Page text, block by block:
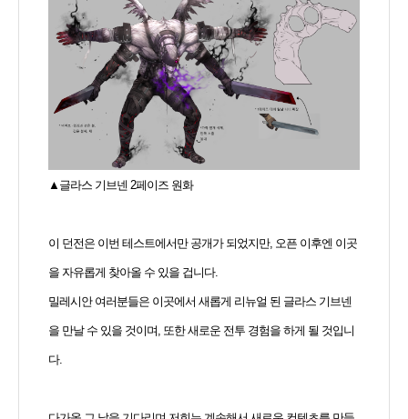
▲글라스 기브넨 2페이즈 원화
이 던전은 이번 테스트에서만 공개가 되었지만, 오픈 이후엔 이곳
을 자유롭게 찾아올 수 있을 겁니다.
밀레시안 여러분들은 이곳에서 새롭게 리뉴얼 된 글라스 기브넨
을 만날 수 있을 것이며, 또한 새로운 전투 경험을 하게 될 것입니
다.